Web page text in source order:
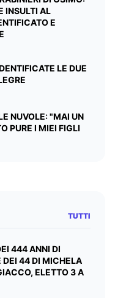
INSULTI AL
E
LE DUE
NUVOLE: "MAI UN
PURE I MIEI FIGLI
TUTTI
444 ANNI DI
DEI 44 DI MICHELA
ELETTO 3 A